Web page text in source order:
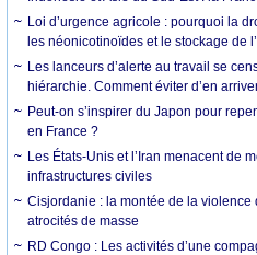
Loi d’urgence agricole : pourquoi la
les néonicotinoïdes et le stockage de
Les lanceurs d’alerte au travail se
hiérarchie. Comment éviter d’en
Peut-on s’inspirer du Japon pour
en France ?
Les États-Unis et l’Iran menacent de
infrastructures civiles
Cisjordanie : la montée de la
atrocités de masse
RD Congo : Les activités d’une